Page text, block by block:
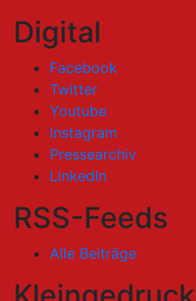
Digital
Facebook
Twitter
Youtube
Instagram
Pressearchiv
LinkedIn
RSS-Feeds
Alle Beiträge